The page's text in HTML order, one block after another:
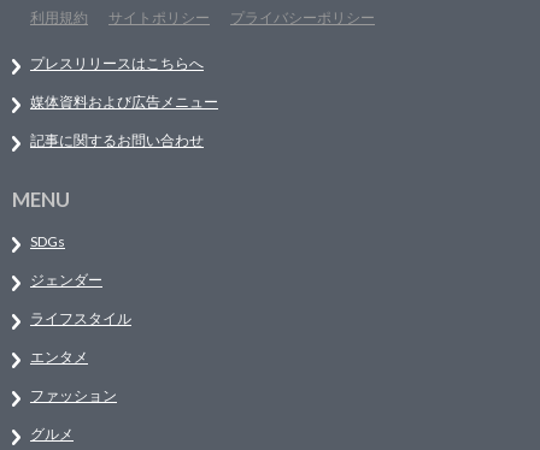
利用規約
サイトポリシー プライバシーポリシー
プレスリリースはこちらへ
媒体資料および広告メニュー
記事に関するお問い合わせ
MENU
SDGs
ジェンダー
ライフスタイル
エンタメ
ファッション
グルメ